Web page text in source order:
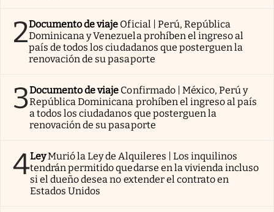
2Documento de viaje Oficial | Perú, República
Dominicana y Venezuela prohíben el ingreso al
país de todos los ciudadanos que posterguen la
renovación de su pasaporte
3Documento de viaje Confirmado | México, Perú y
República Dominicana prohíben el ingreso al país
a todos los ciudadanos que posterguen la
renovación de su pasaporte
4LeyMurió la Ley de Alquileres | Los inquilinos
tendrán permitido quedarse en la vivienda incluso
si el dueño desea no extender el contrato en
Estados Unidos